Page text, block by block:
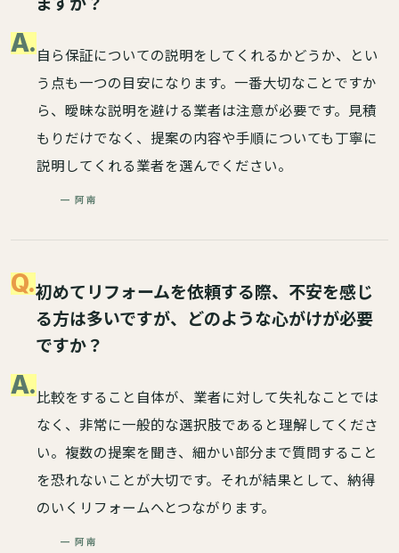
A.自ら保証についての説明をしてくれるかどうか、とい
う点も一つの目安になります。一番大切なことですか
ら、曖昧な説明を避ける業者は注意が必要です。見積
もりだけでなく、提案の内容や手順についても丁寧に
説明してくれる業者を選んでください。
— 阿南
Q.初めてリフォームを依頼する際、不安を感じ
る方は多いですが、どのような心がけが必要
ですか？
A.比較をすること自体が、業者に対して失礼なことでは
なく、非常に一般的な選択肢であると理解してくださ
い。複数の提案を聞き、細かい部分まで質問すること
を恐れないことが大切です。それが結果として、納得
のいくリフォームへとつながります。
— 阿南